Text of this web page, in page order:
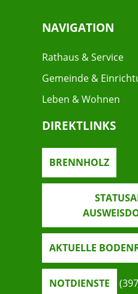
NAVIGATION
Rathaus & Service
Gemeinde &
Leben & Wohnen
DIREKTLINKS
BRENNHOLZ
AKTUELLE
NOTDIENSTE (397